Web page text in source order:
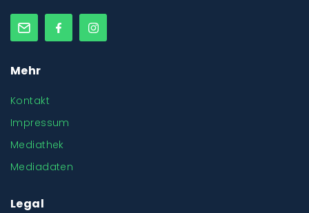
Mehr
Kontakt
Impressum
Mediathek
Mediadaten
Legal